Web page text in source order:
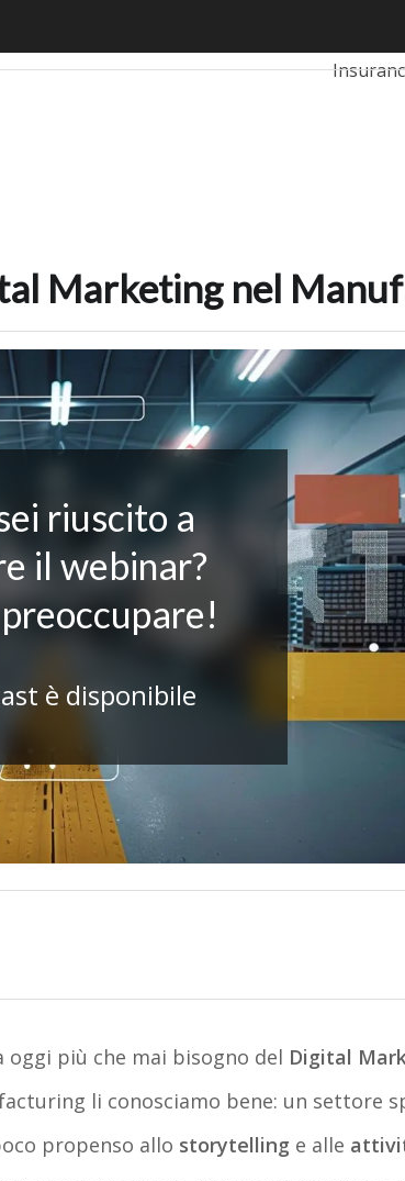
Marketing nel
riuscito a
il webinar?
è disponibile
oggi più che mai bisogno del Digital
li conosciamo bene: un settore
propenso allo storytelling e alle